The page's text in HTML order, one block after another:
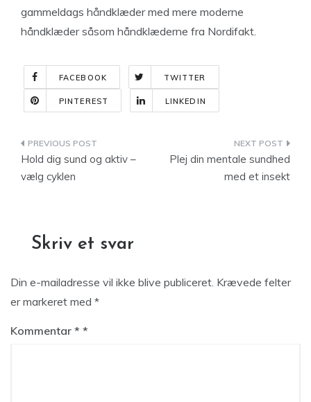
gammeldags håndklæder med mere moderne
håndklæder såsom håndklæderne fra Nordifakt.
FACEBOOK TWITTER
PINTEREST LINKEDIN
Indlægsnavigation
Hold dig sund og aktiv –
vælg cyklen
Plej din mentale sundhed
med et insekt
Skriv et svar
Din e-mailadresse vil ikke blive publiceret. Krævede felter
er markeret med *
Kommentar *